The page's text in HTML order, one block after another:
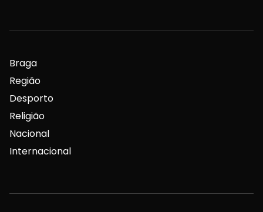
Braga
Região
Desporto
Religião
Nacional
Internacional